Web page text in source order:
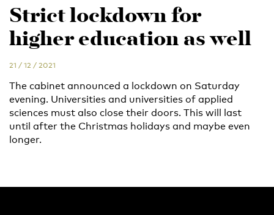
Strict lockdown for
higher education as well
21 / 12 / 2021
The cabinet announced a lockdown on Saturday
evening. Universities and universities of applied
sciences must also close their doors. This will last
until after the Christmas holidays and maybe even
longer.